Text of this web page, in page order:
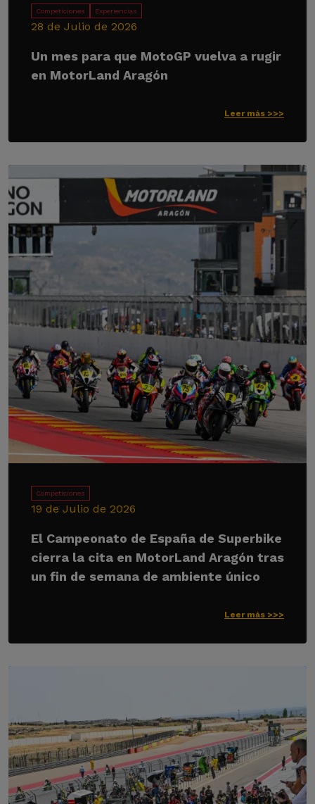
Competiciones Experiencias
28 de Julio de 2026
Un mes para que MotoGP vuelva a rugir
en MotorLand Aragón
Leer más >>>
Competiciones
19 de Julio de 2026
El Campeonato de España de Superbike
cierra la cita en MotorLand Aragón tras
un fin de semana de ambiente único
Leer más >>>